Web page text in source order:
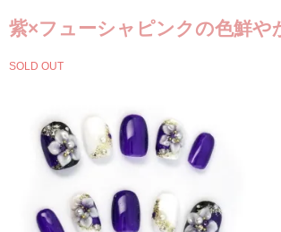
紫×フューシャピンクの色鮮や
SOLD OUT